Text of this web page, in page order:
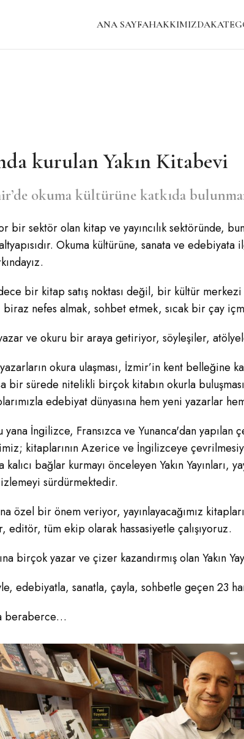
ANA SAYFAHAKKIMIZDA
kurulan Yakın Kitabevi
okuma kültürüne katkıda
bir sektör olan kitap ve yayıncılık sektöründe,
Okuma kültürüne, sanata ve
bir kitap satış noktası değil, bir kültür
nefes almak, sohbet etmek, sıcak bir çay
ve okuru bir araya getiriyor, söyleşiler,
okura ulaşması, İzmir’in kent belleğine
bir sürede nitelikli birçok kitabın okurla
edebiyat dünyasına hem yeni yazarlar
yana İngilizce, Fransızca ve Yunanca'dan
kitaplarının Azerice ve İngilizceye
kalıcı bağlar kurmayı önceleyen Yakın Yayınları,
sürdürmektedir.
özel bir önem veriyor, yayınlayacağımız
editör, tüm ekip olarak hassasiyetle çalışıyoruz.
birçok yazar ve çizer kazandırmış olan Yakın
edebiyatla, sanatla, çayla, sohbetle geçen 23
beraberce…